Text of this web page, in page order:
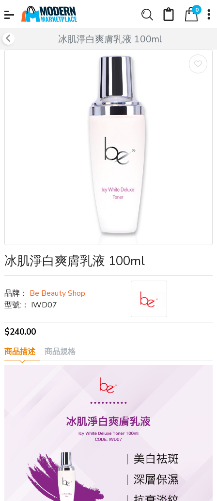
0
冰肌淨白爽膚乳液 100ml
冰肌淨白爽膚乳液 100ml
商品描述 商品規格
品牌： Be Beauty Shop
型號:： IWD07
$240.00